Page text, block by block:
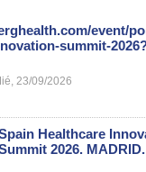
event/
summit-
23/09/2026
Healthcare
2026. MADRID.